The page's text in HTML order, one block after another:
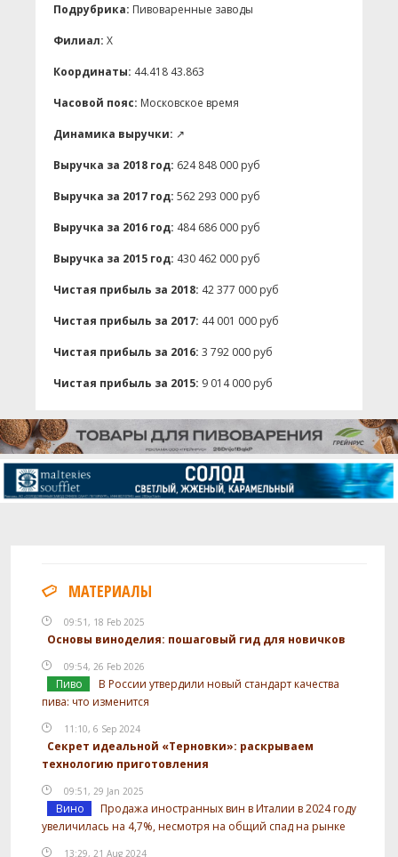
Подрубрика: Пивоваренные заводы
Филиал: X
Координаты: 44.418 43.863
Часовой пояс: Московское время
Динамика выручки: ↗
Выручка за 2018 год: 624 848 000 руб
Выручка за 2017 год: 562 293 000 руб
Выручка за 2016 год: 484 686 000 руб
Выручка за 2015 год: 430 462 000 руб
Чистая прибыль за 2018: 42 377 000 руб
Чистая прибыль за 2017: 44 001 000 руб
Чистая прибыль за 2016: 3 792 000 руб
Чистая прибыль за 2015: 9 014 000 руб
МАТЕРИАЛЫ
09:51, 18 Feb 2025
Основы виноделия: пошаговый гид для новичков
09:54, 26 Feb 2026
Пиво
В России утвердили новый стандарт качества
пива: что изменится
11:10, 6 Sep 2024
Секрет идеальной «Терновки»: раскрываем
технологию приготовления
09:51, 29 Jan 2025
Вино
Продажа иностранных вин в Италии в 2024 году
увеличилась на 4,7%, несмотря на общий спад на рынке
13:29, 21 Aug 2024